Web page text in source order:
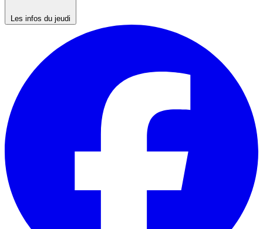
Les infos du jeudi